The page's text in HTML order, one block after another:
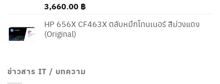
3,660.00 ฿
HP 656X CF463X ตลับหมึกโทนเนอร์ สีม่วงแดง
(Original)
ข่าวสาร IT / บทความ